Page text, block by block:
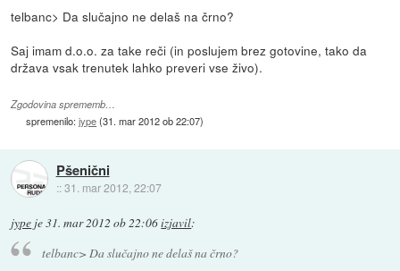
telbanc> Da slučajno ne delaš na črno?
Saj imam d.o.o. za take reči (in poslujem brez gotovine, tako da
država vsak trenutek lahko preveri vse živo).
Zgodovina sprememb…
spremenilo:jype(31. mar 2012 ob 22:07)
Pšenični
::31. mar 2012, 22:07
jype je31. mar 2012 ob 22:06izjavil:
telbanc> Da slučajno ne delaš na črno?